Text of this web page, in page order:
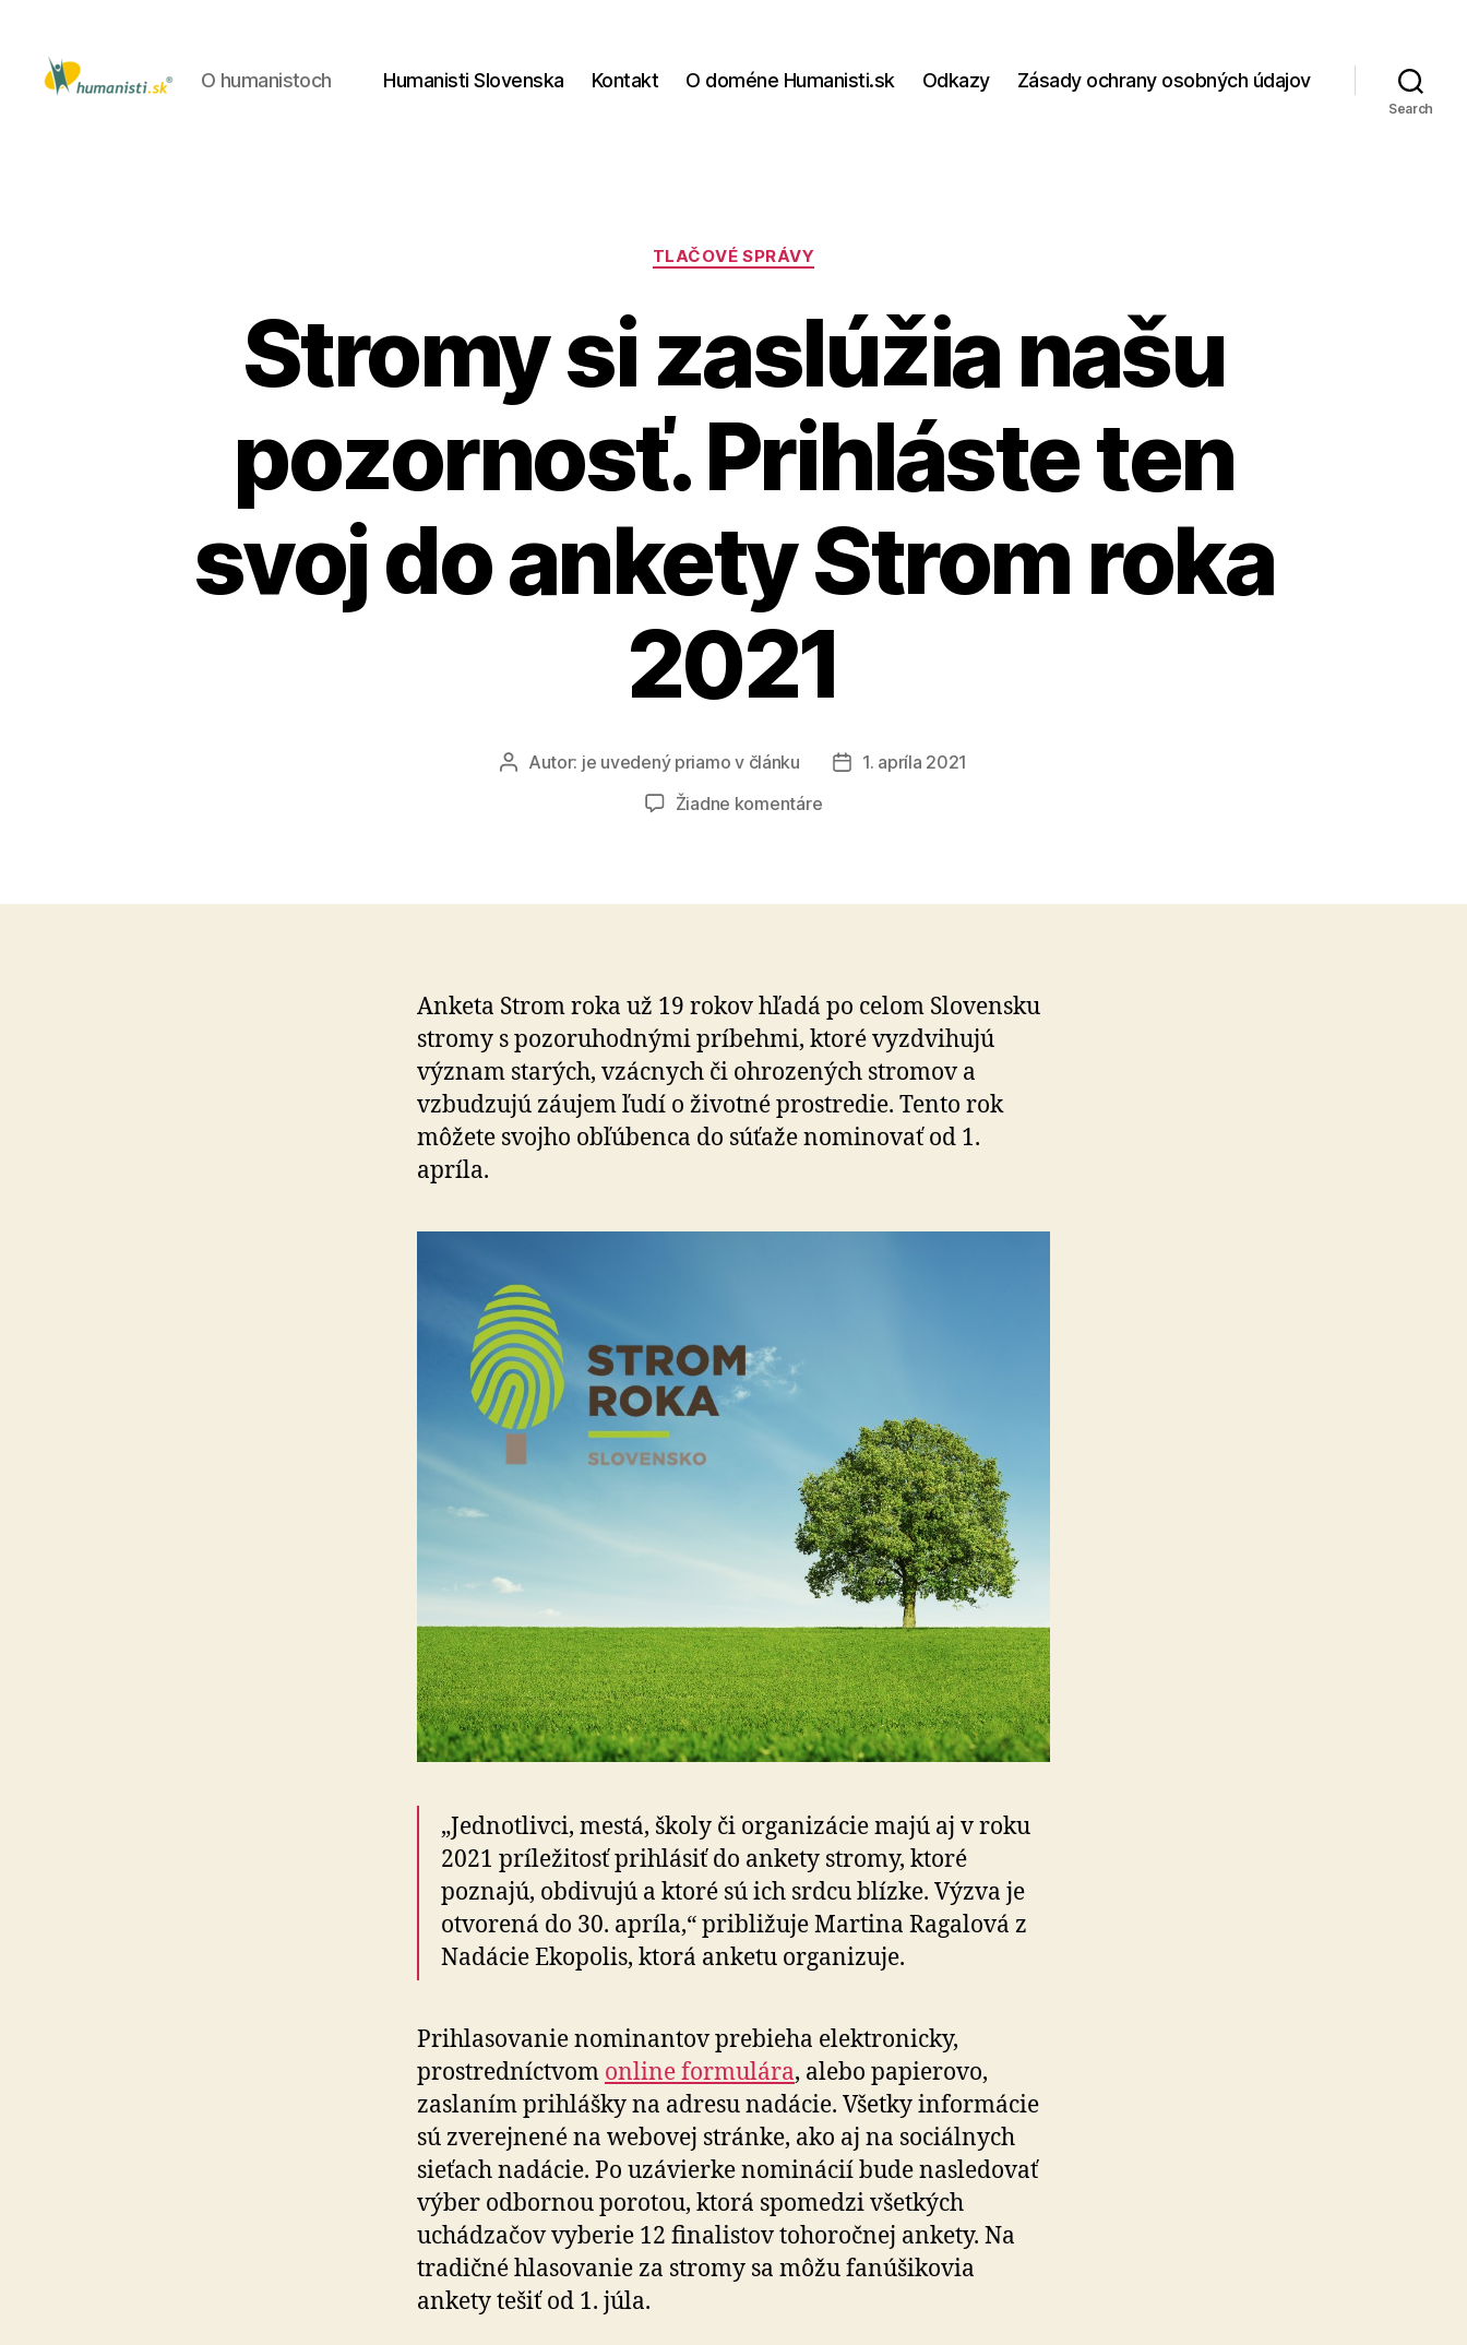
O humanistoch Humanisti Slovenska Kontakt O doméne Humanisti.sk Odkazy Zásady ochrany osobných údajov
Search
Kategórie
TLAČOVÉ SPRÁVY
Stromy si zaslúžia našu
pozornosť. Prihláste ten
svoj do ankety Strom roka
2021
AutorAutor: je uvedený priamo v článku
Dátum
1. apríla 2021
Žiadne komentárena
našu
svoj
do
ankety
Strom
roka
2021
Anketa Strom roka už 19 rokov hľadá po celom Slovensku
stromy s pozoruhodnými príbehmi, ktoré vyzdvihujú
význam starých, vzácnych či ohrozených stromov a
vzbudzujú záujem ľudí o životné prostredie. Tento rok
môžete svojho obľúbenca do súťaže nominovať od 1.
apríla.
„Jednotlivci, mestá, školy či organizácie majú aj v roku
2021 príležitosť prihlásiť do ankety stromy, ktoré
poznajú, obdivujú a ktoré sú ich srdcu blízke. Výzva je
otvorená do 30. apríla,“ približuje Martina Ragalová z
Nadácie Ekopolis, ktorá anketu organizuje.
Prihlasovanie nominantov prebieha elektronicky,
prostredníctvom online formulára, alebo papierovo,
zaslaním prihlášky na adresu nadácie. Všetky informácie
sú zverejnené na webovej stránke, ako aj na sociálnych
sieťach nadácie. Po uzávierke nominácií bude nasledovať
výber odbornou porotou, ktorá spomedzi všetkých
uchádzačov vyberie 12 finalistov tohoročnej ankety. Na
tradičné hlasovanie za stromy sa môžu fanúšikovia
ankety tešiť od 1. júla.